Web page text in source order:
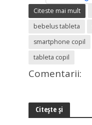
Citeste mai mult
bebelus tableta
smartphone copil
tableta copil
Comentarii:
Citește și